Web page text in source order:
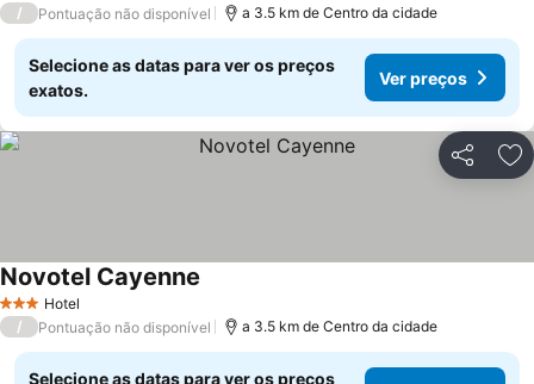
/ Pontuação não disponível a 3.5 km de Centro da cidade
Selecione as datas para ver os preços
exatos.
Ver preços
Partilhar
3 EstrelasHotel
Novotel Cayenne
/ Pontuação não disponível a 3.5 km de Centro da cidade
Selecione as datas para ver os preços